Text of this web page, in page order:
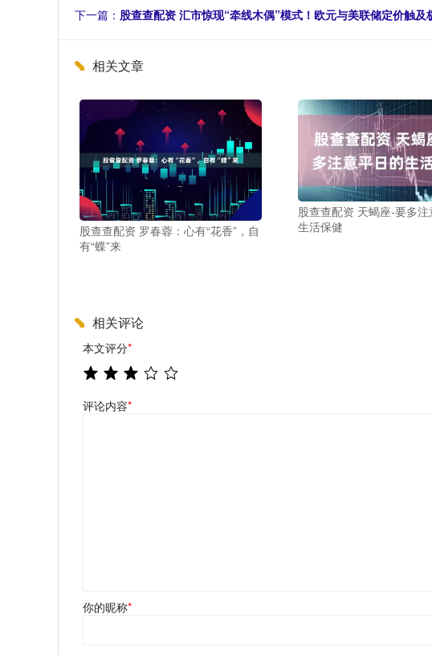
下一篇： 股查查配资 汇市惊现“牵线木偶”模式！欧元与美联储定价触及
相关文章
股查查配资 罗春蓉：心有“花香”，自
有“蝶”来
股查查配资 天蝎座-要多注
生活保健
相关评论
本文评分*
评论内容*
你的昵称*